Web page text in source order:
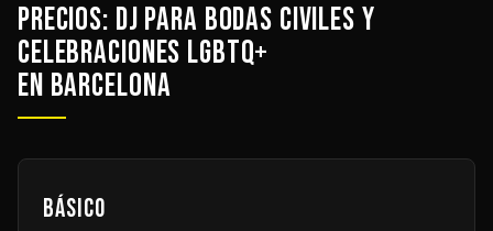
Precios: DJ para Bodas Civiles y
Celebraciones LGBTQ+
en Barcelona
Básico